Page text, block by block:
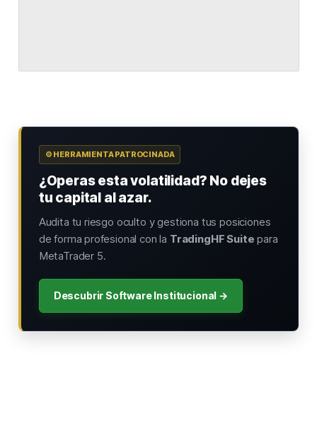
⚙️ HERRAMIENTA PATROCINADA
¿Operas esta volatilidad? No dejes
tu capital al azar.
Audita tu riesgo oculto y gestiona tus posiciones
de forma profesional con la TradingHF Suite para
MetaTrader 5.
Descubrir Software Institucional →